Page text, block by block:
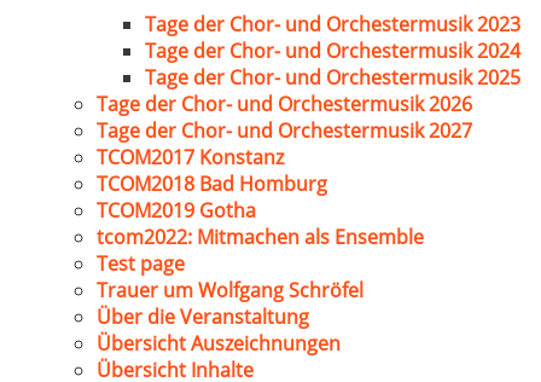
Tage der Chor- und Orchestermusik 2023
Tage der Chor- und Orchestermusik 2024
Tage der Chor- und Orchestermusik 2025
Tage der Chor- und Orchestermusik 2026
Tage der Chor- und Orchestermusik 2027
TCOM2017 Konstanz
TCOM2018 Bad Homburg
TCOM2019 Gotha
tcom2022: Mitmachen als Ensemble
Test page
Trauer um Wolfgang Schröfel
Über die Veranstaltung
Übersicht Auszeichnungen
Übersicht Inhalte